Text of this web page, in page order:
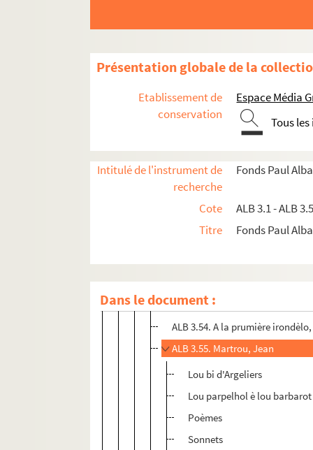
Présentation globale de la
Etablissement de
conservation
Espace Média
Tous
Intitulé de l'instrument de
recherche
Fonds Paul
Cote
ALB 3.1 - ALB
Titre
Fonds Paul
Dans le document :
ALB 3.42. Cansoun à l'aimado
ALB 3.44. L'Ase e lou chabal, par
ALB 3.45. Coulhounados, par
ALB 3.47. A la colho la Cigalo
ALB 3.53. Lous fabols, par A.
ALB 3.54. A la prumière
ALB 3.55. Martrou, Jean
Lou bi d'Argeliers
Lou parpelhol è lou barbarot
Poèmes
Sonnets